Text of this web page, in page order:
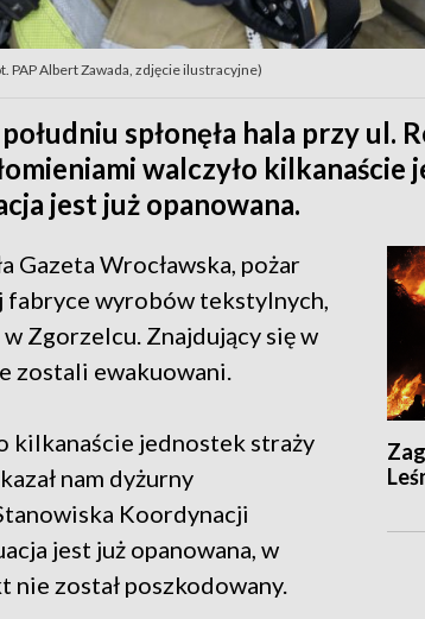
PAP Albert Zawada, zdjęcie ilustracyjne)
spłonęła hala przy ul.
walczyło kilkanaście
jest już opanowana.
Gazeta Wrocławska, pożar
fabryce wyrobów tekstylnych,
Zgorzelcu. Znajdujący się w
zostali ewakuowani.
kilkanaście jednostek straży
nam dyżurny
Koordynacji
jest już opanowana, w
nie został poszkodowany.